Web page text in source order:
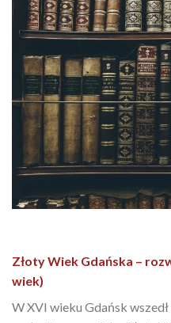
Złoty Wiek Gdańska –
wiek)
W XVI wieku Gdańsk